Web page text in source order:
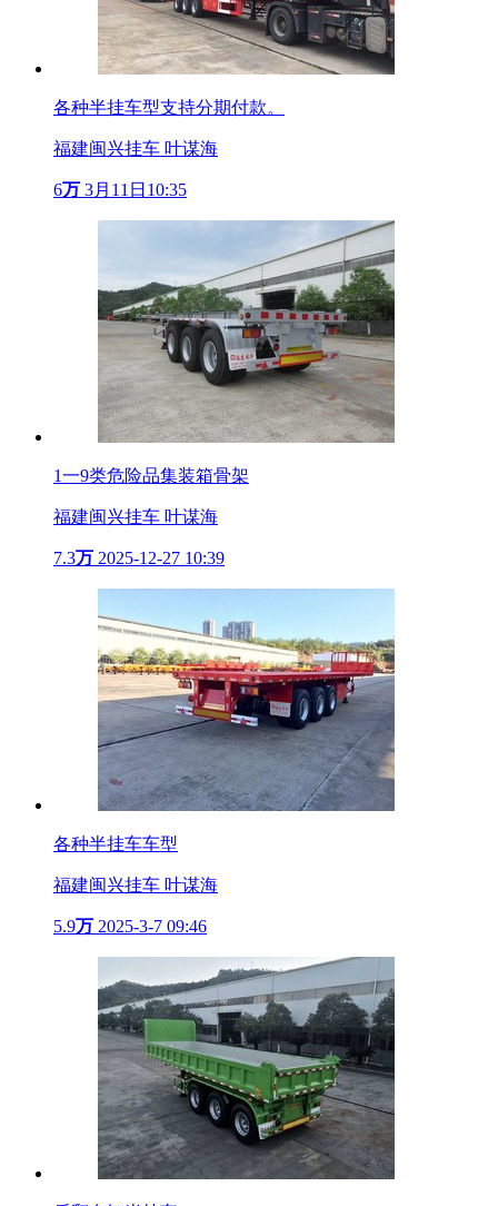
各种半挂车型支持分期付款。
福建闽兴挂车 叶谋海
6万 3月11日10:35
1一9类危险品集装箱骨架
福建闽兴挂车 叶谋海
7.3万 2025-12-27 10:39
各种半挂车车型
福建闽兴挂车 叶谋海
5.9万 2025-3-7 09:46